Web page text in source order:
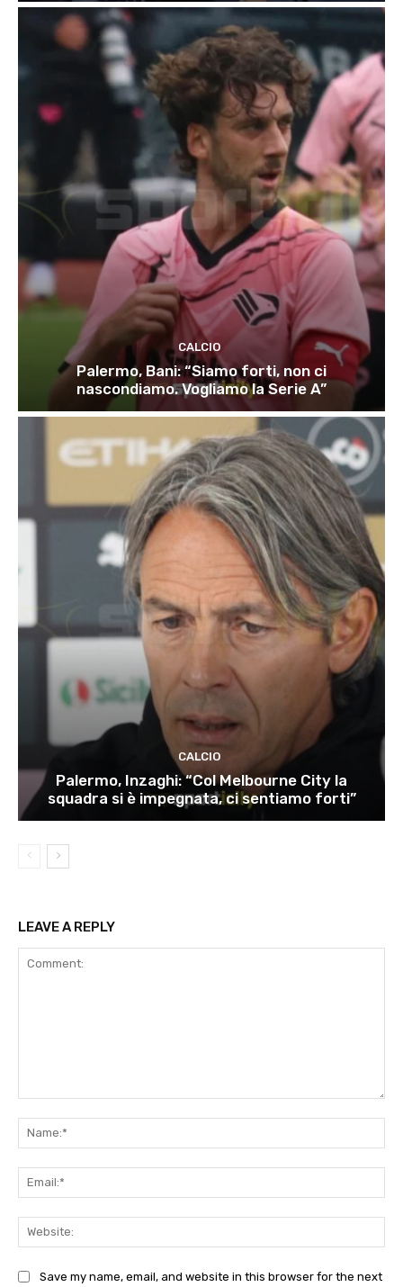
CALCIO
Palermo, Bani: “Siamo forti, non ci
nascondiamo. Vogliamo la Serie A”
CALCIO
Palermo, Inzaghi: “Col Melbourne City la
squadra si è impegnata, ci sentiamo forti”
LEAVE A REPLY
Save my name, email, and website in this browser for the next